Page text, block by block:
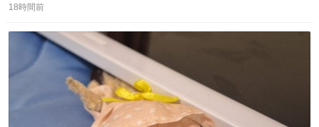
信
ポ
ト
数
数
18時間前